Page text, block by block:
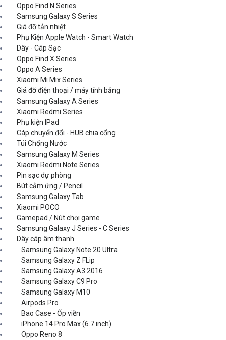
Oppo Find N Series
Samsung Galaxy S Series
Giá đỡ tản nhiệt
Phụ Kiện Apple Watch - Smart Watch
Dây - Cáp Sạc
Oppo Find X Series
Oppo A Series
Xiaomi Mi Mix Series
Giá đỡ điện thoại / máy tính bảng
Samsung Galaxy A Series
Xiaomi Redmi Series
Phụ kiện IPad
Cáp chuyển đổi - HUB chia cổng
Túi Chống Nước
Samsung Galaxy M Series
Xiaomi Redmi Note Series
Pin sạc dự phòng
Bút cảm ứng / Pencil
Samsung Galaxy Tab
Xiaomi POCO
Gamepad / Nút chơi game
Samsung Galaxy J Series - C Series
Dây cáp âm thanh
Samsung Galaxy Note 20 Ultra
Samsung Galaxy Z FLip
Samsung Galaxy A3 2016
Samsung Galaxy C9 Pro
Samsung Galaxy M10
Airpods Pro
Bao Case - Ốp viền
iPhone 14 Pro Max (6.7 inch)
Oppo Reno 8